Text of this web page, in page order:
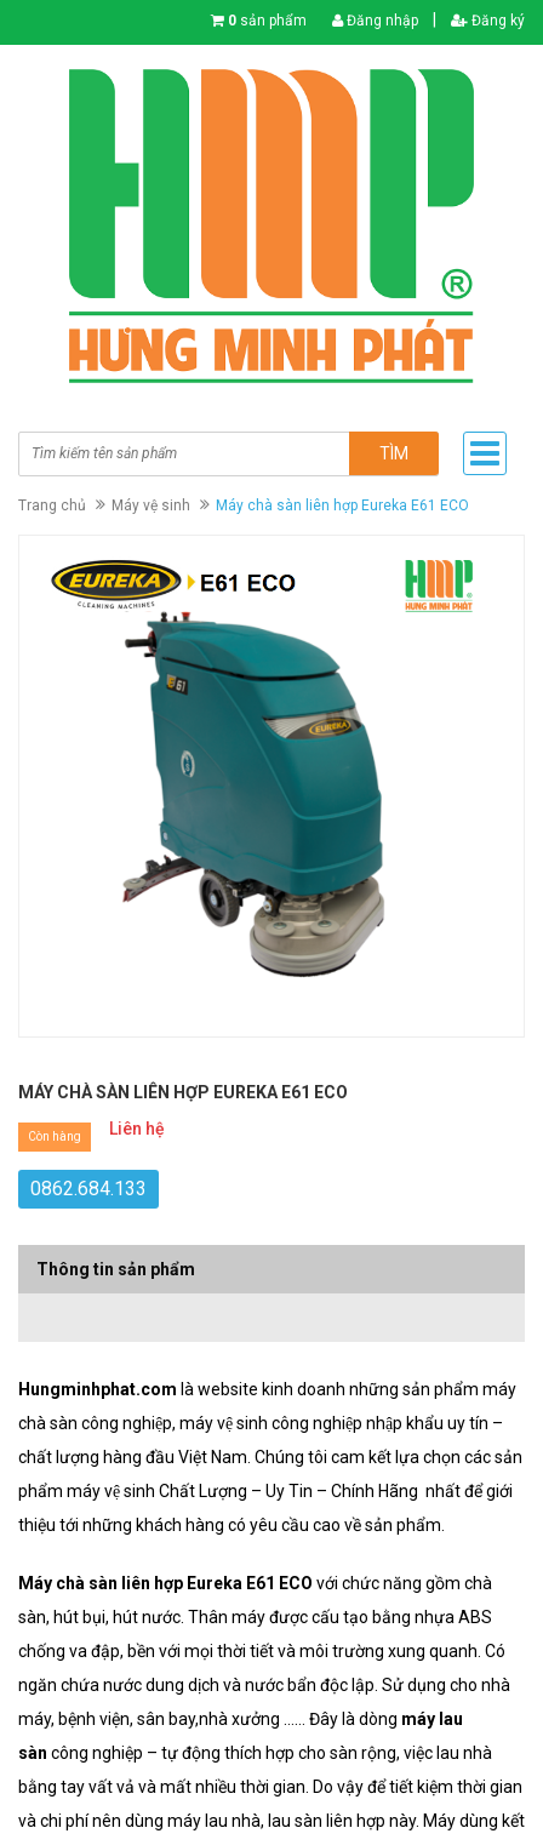
0 sản phẩm Đăng nhập Đăng ký
TÌM
Trang chủ Máy vệ sinh Máy chà sàn liên hợp Eureka E61 ECO
MÁY CHÀ SÀN LIÊN HỢP EUREKA E61 ECO
Liên hệ
Còn hàng
0862.684.133
Thông tin sản phẩm
Hungminhphat.com là website kinh doanh những sản phẩm máy
chà sàn công nghiệp, máy vệ sinh công nghiệp nhập khẩu uy tín –
chất lượng hàng đầu Việt Nam. Chúng tôi cam kết lựa chọn các sản
phẩm máy vệ sinh Chất Lượng – Uy Tin – Chính Hãng nhất để giới
thiệu tới những khách hàng có yêu cầu cao về sản phẩm.
Máy chà sàn liên hợp Eureka E61 ECO với chức năng gồm chà
sàn, hút bụi, hút nước. Thân máy được cấu tạo bằng nhựa ABS
chống va đập, bền với mọi thời tiết và môi trường xung quanh. Có
ngăn chứa nước dung dịch và nước bẩn độc lập. Sử dụng cho nhà
máy, bệnh viện, sân bay,nhà xưởng …… Đây là dòng máy lau
sàn công nghiệp – tự động thích hợp cho sàn rộng, việc lau nhà
bằng tay vất vả và mất nhiều thời gian. Do vậy để tiết kiệm thời gian
và chi phí nên dùng máy lau nhà, lau sàn liên hợp này. Máy dùng kết